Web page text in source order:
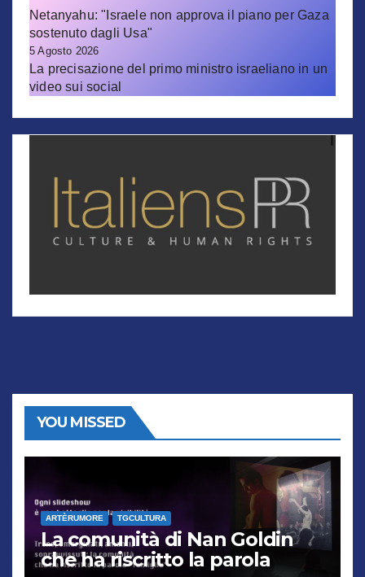
Netanyahu: "Israele non approva il piano per Gaza
sostenuto dagli Usa"
5 Agosto 2026
La precisazione del primo ministro israeliano in un
video sui social
YOU MISSED
ARTÈRUMORE TGCULTURA
La comunità di Nan Goldin
che ha riscritto la parola